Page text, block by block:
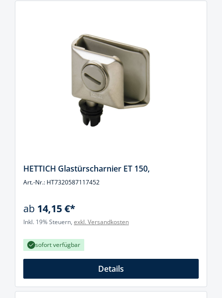
HETTICH Glastürscharnier ET 150,
Art.-Nr.: HT7320587117452
ab 14,15 €*
Inkl. 19% Steuern, exkl. Versandkosten
sofort verfügbar
Details